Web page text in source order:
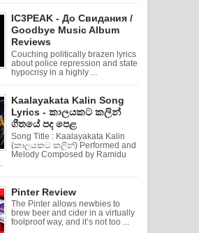
IC3PEAK - До Свидания /
Goodbye Music Album
Reviews
Couching politically brazen lyrics
about police repression and state
hypocrisy in a highly ...
Kaalayakata Kalin Song
Lyrics - කාලයකට කලින්
ගීතයේ පද පෙළ
Song Title : Kaalayakata Kalin
(කාලයකට කලින්) Performed and
Melody Composed by Ramidu
Pinter Review
The Pinter allows newbies to
brew beer and cider in a virtually
foolproof way, and it’s not too ...